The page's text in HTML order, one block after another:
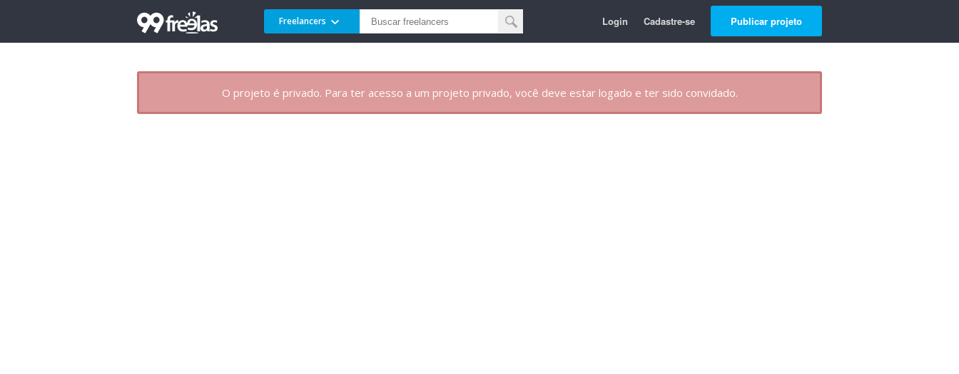
Freelancers Login Cadastre-se Publicar projeto
O projeto é privado. Para ter acesso a um projeto privado, você deve estar logado e ter sido convidado.